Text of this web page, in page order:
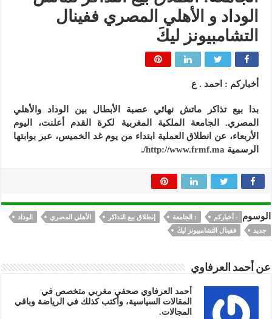
الوداد و الأهلي المصري ففينال
التشامبيونز ليكَ
أخباركم : احمد . ع
بدا بيع تذاكر ماتش نهائي عصبة الأبطال بين الوداد والأهلي
المصري. الجامعة الملكية المغربية لكرة القدم أعلنت، اليوم
الأربعاء، عن انطلاق العملية ابتداء من يوم غد الخميس، عبر بوابتها
الرسمية http://www.frmf.ma/
.
الوسوم - أخباركم : الجامعة إنطلاق بيع التداكر الأهلي المصري
الوداد
جديد
ففينال التشامبيونز ليكَ
عن أحمد العرفاوي
أحمد العرفاوي صحفي مغربي متخصص في
المقالات السياسية، وأكتب كذلك في الرياضة وباقي
المجالات.